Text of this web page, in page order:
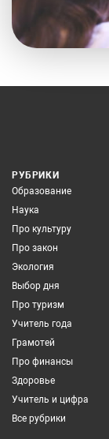
РУБРИКИ
Образование
Наука
Про культуру
Про закон
Экология
Выбор дня
Про туризм
Учитель года
Грамотей
Про финансы
Здоровье
Учитель и цифра
Все рубрики